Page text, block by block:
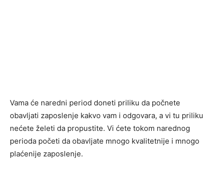
Vama će naredni period doneti priliku da počnete
obavljati zaposlenje kakvo vam i odgovara, a vi tu priliku
nećete želeti da propustite. Vi ćete tokom narednog
perioda početi da obavljate mnogo kvalitetnije i mnogo
plaćenije zaposlenje.